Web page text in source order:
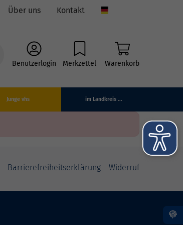
Über uns Kontakt
Benutzerlogin Merkzettel Warenkorb
Junge vhs im Landkreis ...
Barrierefreiheitserklärung Widerruf